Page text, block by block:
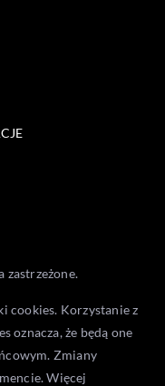
zastrzeżone.
cookies. Korzystanie z
oznacza, że będą one
Zmiany
Więcej